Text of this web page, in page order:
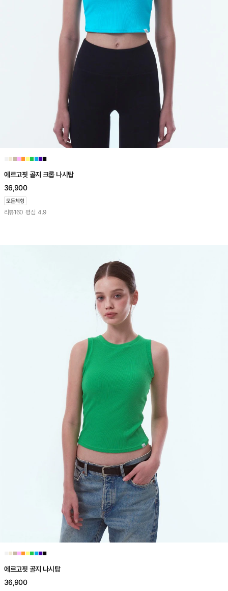
■■■■■■■■■
에르고핏 골지 크롭 나시탑
36,900
리뷰160 평점 4.9
■■■■■■■■■
에르고핏 골지 나시탑
36,900